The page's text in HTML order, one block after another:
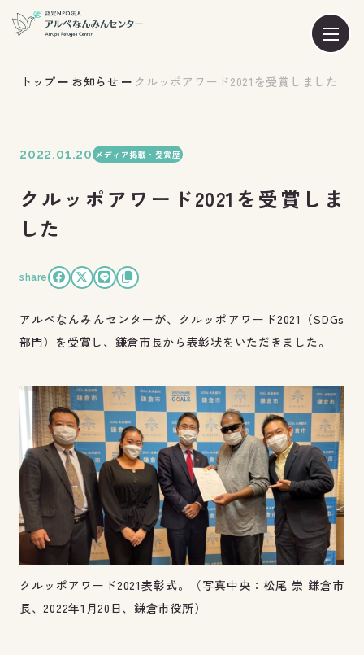
トップ お知らせ クルッポアワード2021を受賞しました
2022.01.20 メディア掲載・受賞歴
クルッポアワード2021を受賞しま
した
share
アルペなんみんセンターが、クルッポアワード2021（SDGs
部門）を受賞し、鎌倉市長から表彰状をいただきました。
クルッポアワード2021表彰式。（写真中央：松尾 崇 鎌倉市
長、2022年1月20日、鎌倉市役所）